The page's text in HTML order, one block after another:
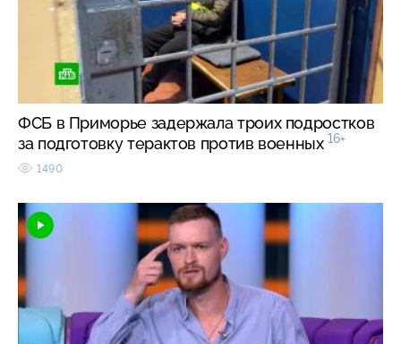
ФСБ в Приморье задержала троих подростков
за подготовку терактов против военных 16+
1490